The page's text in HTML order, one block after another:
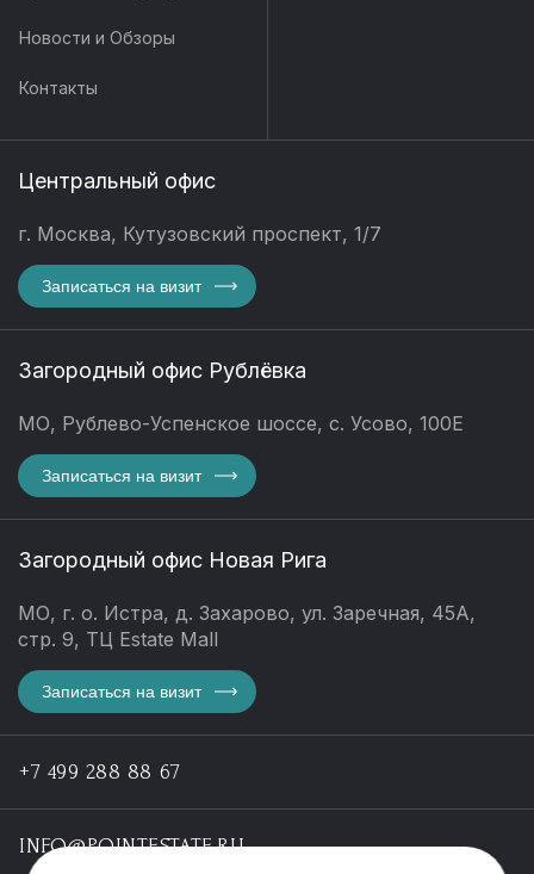
Новости и Обзоры
Контакты
Центральный офис
г. Москва, Кутузовский проспект, 1/7
Записаться на визит
Загородный офис Рублёвка
МО, Рублево-Успенское шоссе, с. Усово, 100Е
Записаться на визит
Загородный офис Новая Рига
МО, г. о. Истра, д. Захарово, ул. Заречная, 45А,
стр. 9, ТЦ Estate Mall
Записаться на визит
+7 499 288 88 67
INFO@POINTESTATE.RU